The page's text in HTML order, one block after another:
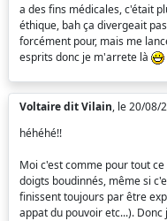
a des fins médicales, c'était
éthique, bah ça divergeait
forcément pour, mais me
esprits donc je m'arrete là
Voltaire dit Vilain, le 20/08/
héhéhé!!
Moi c'est comme pour tout
doigts boudinnés, même si
finissent toujours par être
appat du pouvoir etc...).